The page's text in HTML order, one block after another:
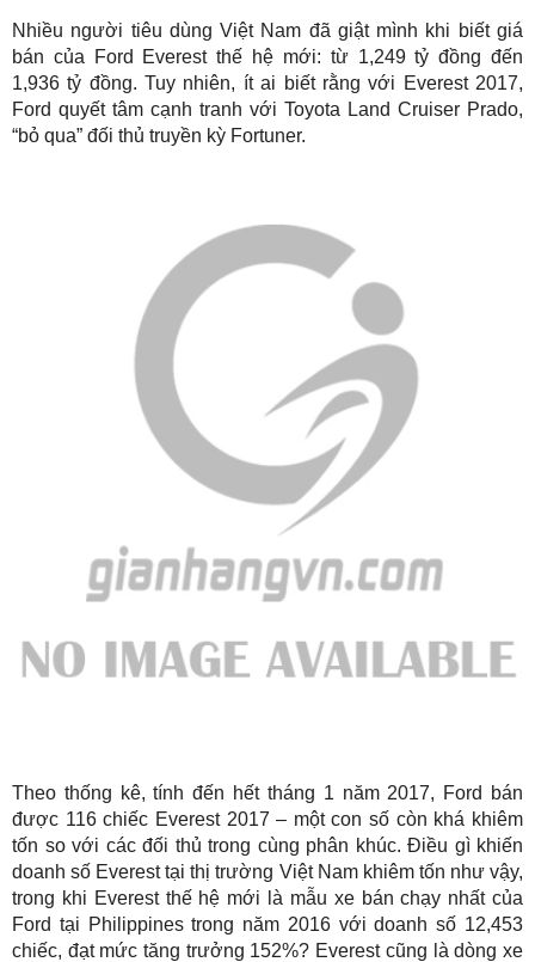
Nhiều người tiêu dùng Việt Nam đã giật mình khi biết giá
bán của Ford Everest thế hệ mới: từ 1,249 tỷ đồng đến
1,936 tỷ đồng. Tuy nhiên, ít ai biết rằng với Everest 2017,
Ford quyết tâm cạnh tranh với Toyota Land Cruiser Prado,
“bỏ qua” đối thủ truyền kỳ Fortuner.
Theo thống kê, tính đến hết tháng 1 năm 2017, Ford bán
được 116 chiếc Everest 2017 – một con số còn khá khiêm
tốn so với các đối thủ trong cùng phân khúc. Điều gì khiến
doanh số Everest tại thị trường Việt Nam khiêm tốn như vậy,
trong khi Everest thế hệ mới là mẫu xe bán chạy nhất của
Ford tại Philippines trong năm 2016 với doanh số 12,453
chiếc, đạt mức tăng trưởng 152%? Everest cũng là dòng xe